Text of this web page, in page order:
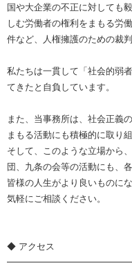
国や大企業の不正に対しても
しむ労働者の権利をまもる労
件など、人権擁護のための裁
私たちは一貫して「社会的弱
てきたと自負しています。
また、当事務所は、社会正義
まもる活動にも積極的に取り
そして、このような立場から
団、九条の会等の活動にも、
皆様の人生がより良いものに
気軽にご相談ください。
◆ アクセス